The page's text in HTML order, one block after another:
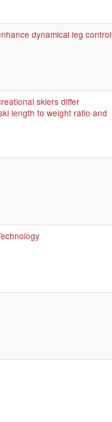
dynamical leg control
skiers differ
length to weight ratio and